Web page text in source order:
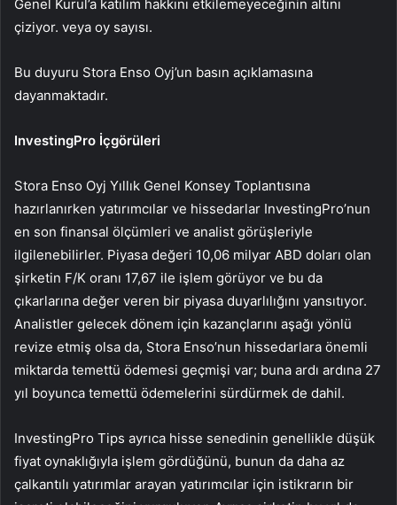
Genel Kurul’a katılım hakkını etkilemeyeceğinin altını
çiziyor. veya oy sayısı.
Bu duyuru Stora Enso Oyj’un basın açıklamasına
dayanmaktadır.
InvestingPro İçgörüleri
Stora Enso Oyj Yıllık Genel Konsey Toplantısına
hazırlanırken yatırımcılar ve hissedarlar InvestingPro’nun
en son finansal ölçümleri ve analist görüşleriyle
ilgilenebilirler. Piyasa değeri 10,06 milyar ABD doları olan
şirketin F/K oranı 17,67 ile işlem görüyor ve bu da
çıkarlarına değer veren bir piyasa duyarlılığını yansıtıyor.
Analistler gelecek dönem için kazançlarını aşağı yönlü
revize etmiş olsa da, Stora Enso’nun hissedarlara önemli
miktarda temettü ödemesi geçmişi var; buna ardı ardına 27
yıl boyunca temettü ödemelerini sürdürmek de dahil.
InvestingPro Tips ayrıca hisse senedinin genellikle düşük
fiyat oynaklığıyla işlem gördüğünü, bunun da daha az
çalkantılı yatırımlar arayan yatırımcılar için istikrarın bir